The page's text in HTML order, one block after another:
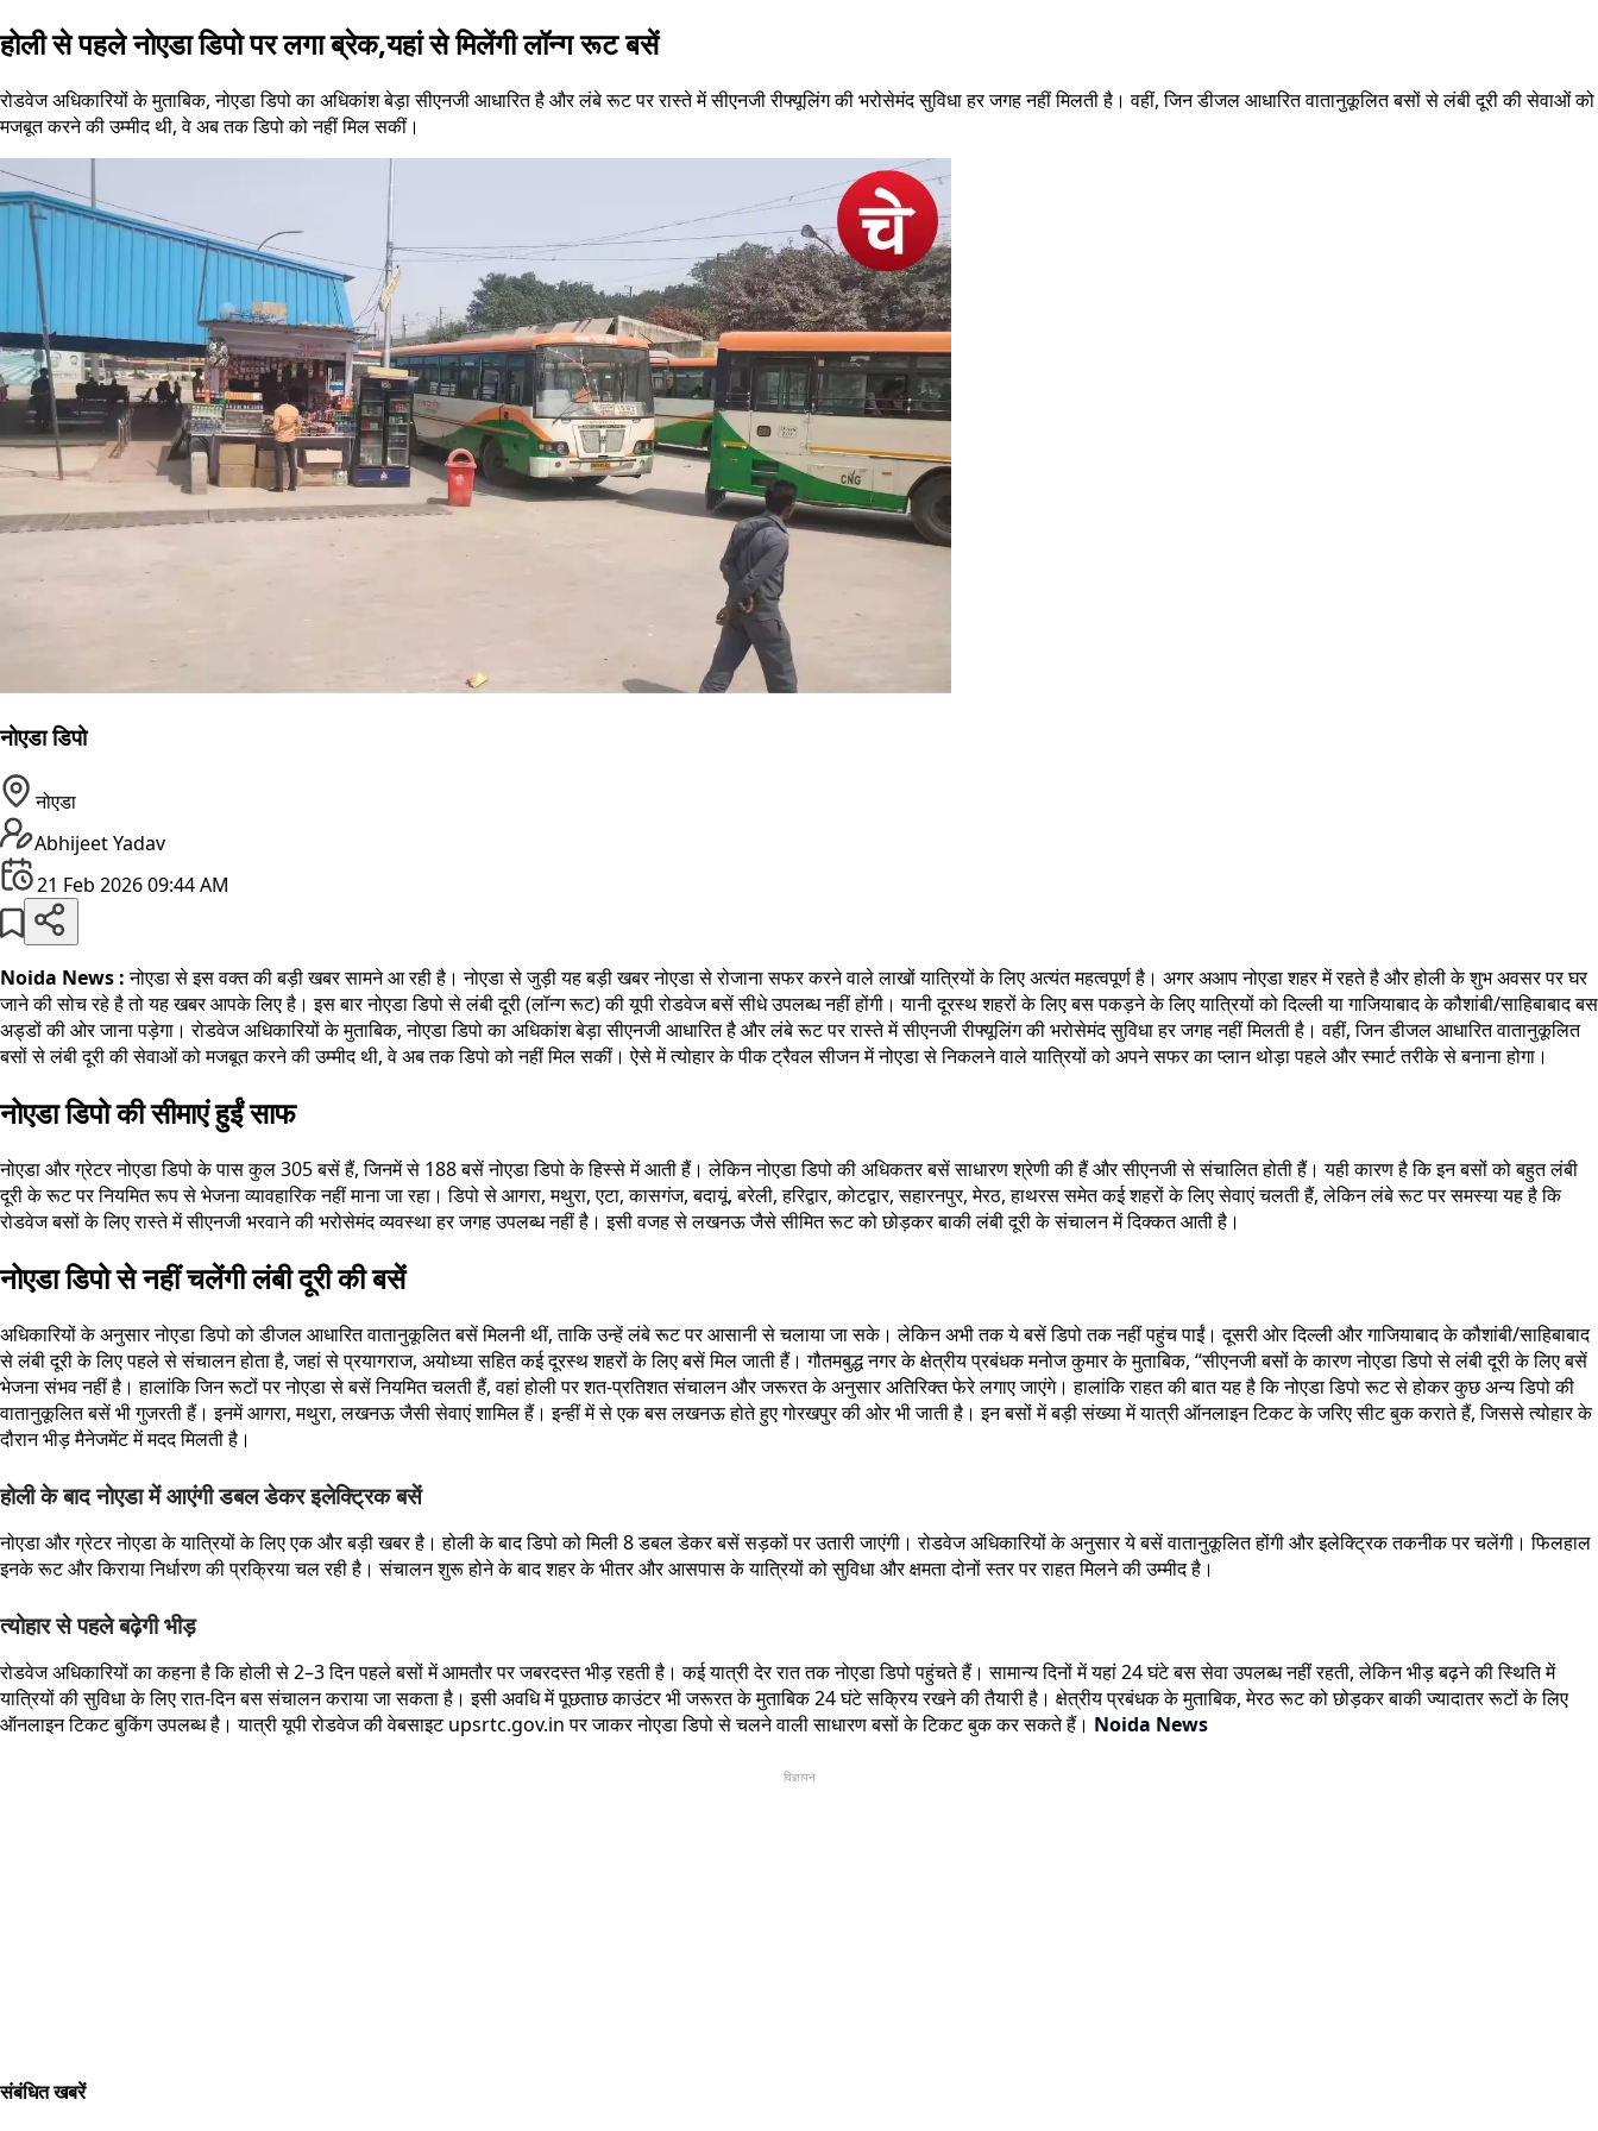
होली से पहले नोएडा डिपो पर लगा ब्रेक,यहां से मिलेंगी लॉन्ग रूट बसें
रोडवेज अधिकारियों के मुताबिक, नोएडा डिपो का अधिकांश बेड़ा सीएनजी आधारित है और लंबे रूट पर रास्ते में सीएनजी रीफ्यूलिंग की भरोसेमंद सुविधा हर जगह नहीं मिलती है। वहीं, जिन डीजल आधारित वातानुकूलित बसों से लंबी दूरी की सेवाओं को
मजबूत करने की उम्मीद थी, वे अब तक डिपो को नहीं मिल सकीं।
नोएडा डिपो
नोएडा
Abhijeet Yadav
21 Feb 2026 09:44 AM
Noida News :नोएडा से इस वक्त की बड़ी खबर सामने आ रही है। नोएडा से जुड़ी यह बड़ी खबर नोएडा से रोजाना सफर करने वाले लाखों यात्रियों के लिए अत्यंत महत्वपूर्ण है। अगर अआप नोएडा शहर में रहते है और होली के शुभ अवसर पर घर
जाने की सोच रहे है तो यह खबर आपके लिए है ।इस बार नोएडा डिपो से लंबी दूरी (लॉन्ग रूट) की यूपी रोडवेज बसें सीधे उपलब्ध नहीं होंगी। यानी दूरस्थ शहरों के लिए बस पकड़ने के लिए यात्रियों को दिल्ली या गाजियाबाद के कौशांबी/साहिबाबाद बस
अड्डों की ओर जाना पड़ेगा। रोडवेज अधिकारियों के मुताबिक, नोएडा डिपो का अधिकांश बेड़ा सीएनजी आधारित है और लंबे रूट पर रास्ते में सीएनजी रीफ्यूलिंग की भरोसेमंद सुविधा हर जगह नहीं मिलती है। वहीं, जिन डीजल आधारित वातानुकूलित
बसों से लंबी दूरी की सेवाओं को मजबूत करने की उम्मीद थी, वे अब तक डिपो को नहीं मिल सकीं। ऐसे में त्योहार के पीक ट्रैवल सीजन में नोएडा से निकलने वाले यात्रियों को अपने सफर का प्लान थोड़ा पहले और स्मार्ट तरीके से बनाना होगा।
नोएडा डिपो की सीमाएं हुईं साफ
नोएडा और ग्रेटर नोएडा डिपो के पास कुल 305 बसें हैं, जिनमें से 188 बसें नोएडा डिपो के हिस्से में आती हैं। लेकिन नोएडा डिपो की अधिकतर बसें साधारण श्रेणी की हैं और सीएनजी से संचालित होती हैं। यही कारण है कि इन बसों को बहुत लंबी
दूरी के रूट पर नियमित रूप से भेजना व्यावहारिक नहीं माना जा रहा। डिपो से आगरा, मथुरा, एटा, कासगंज, बदायूं, बरेली, हरिद्वार, कोटद्वार, सहारनपुर, मेरठ, हाथरस समेत कई शहरों के लिए सेवाएं चलती हैं, लेकिन लंबे रूट पर समस्या यह है कि
रोडवेज बसों के लिए रास्ते में सीएनजी भरवाने की भरोसेमंद व्यवस्था हर जगह उपलब्ध नहीं है। इसी वजह से लखनऊ जैसे सीमित रूट को छोड़कर बाकी लंबी दूरी के संचालन में दिक्कत आती है।
नोएडा डिपो से नहीं चलेंगी लंबी दूरी की बसें
अधिकारियों के अनुसार नोएडा डिपो को डीजल आधारित वातानुकूलित बसें मिलनी थीं, ताकि उन्हें लंबे रूट पर आसानी से चलाया जा सके। लेकिन अभी तक ये बसें डिपो तक नहीं पहुंच पाईं। दूसरी ओर दिल्ली और गाजियाबाद के कौशांबी/साहिबाबाद
से लंबी दूरी के लिए पहले से संचालन होता है, जहां से प्रयागराज, अयोध्या सहित कई दूरस्थ शहरों के लिए बसें मिल जाती हैं। गौतमबुद्ध नगर के क्षेत्रीय प्रबंधक मनोज कुमार के मुताबिक, “सीएनजी बसों के कारण नोएडा डिपो से लंबी दूरी के लिए बसें
भेजना संभव नहीं है। हालांकि जिन रूटों पर नोएडा से बसें नियमित चलती हैं, वहां होली पर शत-प्रतिशत संचालन और जरूरत के अनुसार अतिरिक्त फेरे लगाए जाएंगे। हालांकि राहत की बात यह है कि नोएडा डिपो रूट से होकर कुछ अन्य डिपो की
वातानुकूलित बसें भी गुजरती हैं। इनमें आगरा, मथुरा, लखनऊ जैसी सेवाएं शामिल हैं। इन्हीं में से एक बस लखनऊ होते हुए गोरखपुर की ओर भी जाती है। इन बसों में बड़ी संख्या में यात्री ऑनलाइन टिकट के जरिए सीट बुक कराते हैं, जिससे त्योहार के
दौरान भीड़ मैनेजमेंट में मदद मिलती है।
होली के बाद नोएडा में आएंगी डबल डेकर इलेक्ट्रिक बसें
नोएडा और ग्रेटर नोएडा के यात्रियों के लिए एक और बड़ी खबर है। होली के बाद डिपो को मिली 8 डबल डेकर बसें सड़कों पर उतारी जाएंगी। रोडवेज अधिकारियों के अनुसार ये बसें वातानुकूलित होंगी और इलेक्ट्रिक तकनीक पर चलेंगी। फिलहाल
इनके रूट और किराया निर्धारण की प्रक्रिया चल रही है। संचालन शुरू होने के बाद शहर के भीतर और आसपास के यात्रियों को सुविधा और क्षमता दोनों स्तर पर राहत मिलने की उम्मीद है।
त्योहार से पहले बढ़ेगी भीड़
रोडवेज अधिकारियों का कहना है कि होली से 2–3 दिन पहले बसों में आमतौर पर जबरदस्त भीड़ रहती है। कई यात्री देर रात तक नोएडा डिपो पहुंचते हैं। सामान्य दिनों में यहां 24 घंटे बस सेवा उपलब्ध नहीं रहती, लेकिन भीड़ बढ़ने की स्थिति में
यात्रियों की सुविधा के लिए रात-दिन बस संचालन कराया जा सकता है। इसी अवधि में पूछताछ काउंटर भी जरूरत के मुताबिक 24 घंटे सक्रिय रखने की तैयारी है। क्षेत्रीय प्रबंधक के मुताबिक, मेरठ रूट को छोड़कर बाकी ज्यादातर रूटों के लिए
ऑनलाइन टिकट बुकिंग उपलब्ध है। यात्री यूपी रोडवेज की वेबसाइट upsrtc.gov.in पर जाकर नोएडा डिपो से चलने वाली साधारण बसों के टिकट बुक कर सकते हैं। Noida News
विज्ञापन
संबंधित खबरें